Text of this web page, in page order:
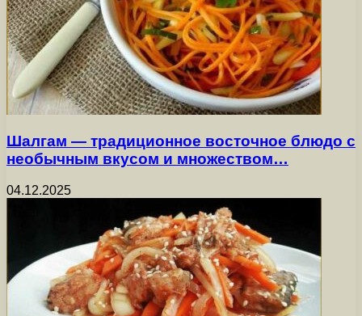
Шалгам — традиционное восточное блюдо с
необычным вкусом и множеством…
04.12.2025